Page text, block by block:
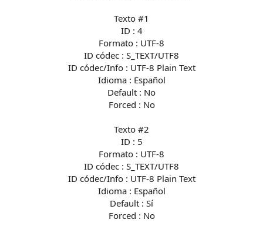
Texto #1
ID : 4
Formato : UTF-8
ID códec : S_TEXT/UTF8
ID códec/Info : UTF-8 Plain Text
Idioma : Español
Default : No
Forced : No
Texto #2
ID : 5
Formato : UTF-8
ID códec : S_TEXT/UTF8
ID códec/Info : UTF-8 Plain Text
Idioma : Español
Default : Sí
Forced : No